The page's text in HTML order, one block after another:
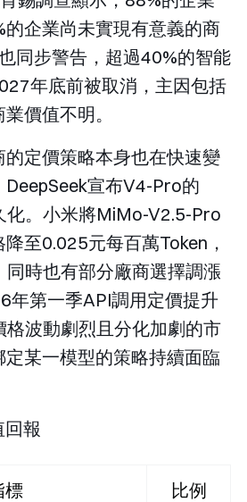
企業尚未實現有意義的商
同步警告，超過40%的智能
年底前被取消，主因包括
價值不明。
定價策略本身也在快速變
宣布V4-Pro的
化。小米將MiMo-V2.5-Pro
至0.025元每百萬Token，
時也有部分廠商選擇調漲
第一季API調用定價提升
格波動劇烈且分化加劇的市
某一模型的策略持續面臨
報
標 比例